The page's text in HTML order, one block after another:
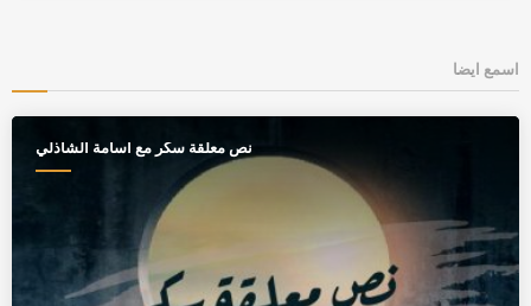
اسمع ايضا
نص معلقة سكر مع اسامة الشاذلي